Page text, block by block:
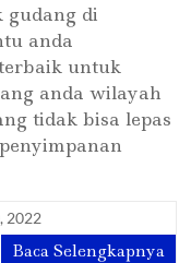
gudang di
anda
untuk
anda wilayah
tidak bisa lepas
2022
Baca Selengkapnya